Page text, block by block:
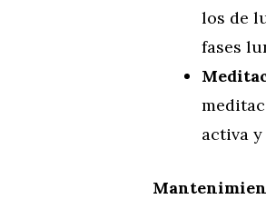
los de
fases
activa